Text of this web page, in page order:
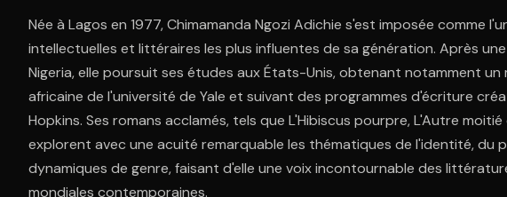
Née à Lagos en 1977, Chimamanda Ngozi Adichie s'est imposée comme
intellectuelles et littéraires les plus influentes de sa génération. Après
Nigeria, elle poursuit ses études aux États-Unis, obtenant notamment un
africaine de l'université de Yale et suivant des programmes d'écriture
Hopkins. Ses romans acclamés, tels que L'Hibiscus pourpre, L'Autre
explorent avec une acuité remarquable les thématiques de l'identité, du
dynamiques de genre, faisant d'elle une voix incontournable des
mondiales contemporaines.